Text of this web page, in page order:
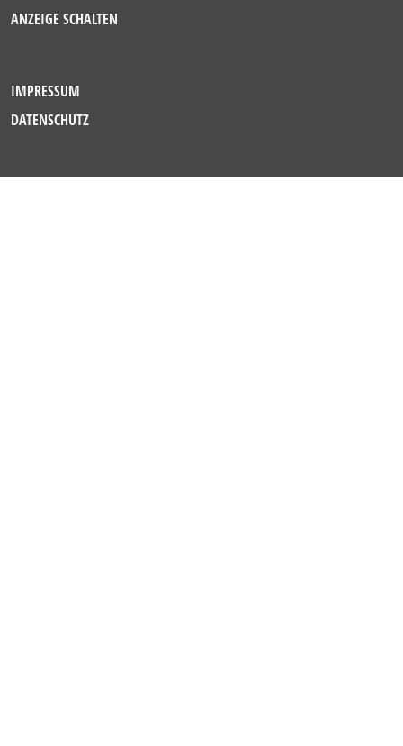
ANZEIGE SCHALTEN
IMPRESSUM
DATENSCHUTZ